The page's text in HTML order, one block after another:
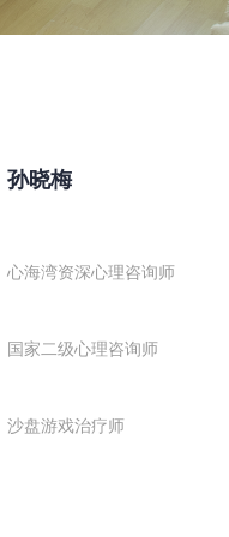
孙晓梅
心海湾资深心理咨询师
国家二级心理咨询师
沙盘游戏治疗师